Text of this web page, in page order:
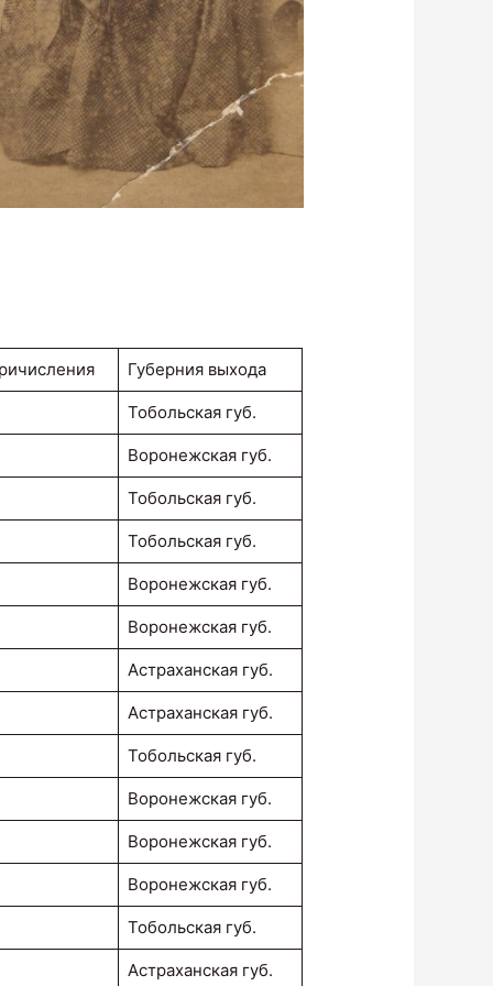
Губерния выхода
Тобольская губ.
Воронежская губ.
Тобольская губ.
Тобольская губ.
Воронежская губ.
Воронежская губ.
Астраханская губ.
Астраханская губ.
Тобольская губ.
Воронежская губ.
Воронежская губ.
Воронежская губ.
Тобольская губ.
Астраханская губ.